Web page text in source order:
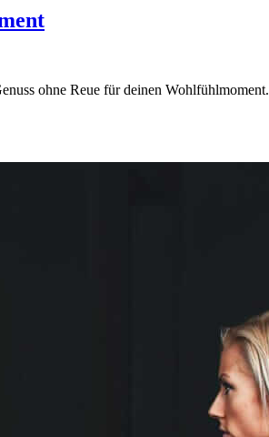
ohne Reue für deinen Wohlfühlmoment.